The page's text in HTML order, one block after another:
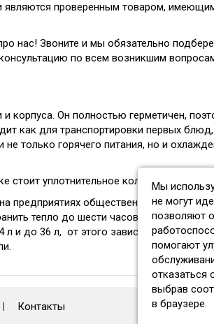
являются проверенным товаром,
нас! Звоните и мы обязательно
по всем возникшим
корпуса. Он полностью герметичен,
как для транспортировки первых
только горячего питания, но и
стоит уплотнительное кольцо.
предприятиях общественного питания,
тепло до шести часов.
и до 36 л, от этого зависит цена на
Контакты
Мы
не могут
позволяют
помогают
отказаться
выбрав
в браузере.